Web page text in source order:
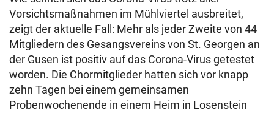
Vorsichtsmaßnahmen im Mühlviertel ausbreitet,
zeigt der aktuelle Fall: Mehr als jeder Zweite von 44
Mitgliedern des Gesangsvereins von St. Georgen an
der Gusen ist positiv auf das Corona-Virus getestet
worden. Die Chormitglieder hatten sich vor knapp
zehn Tagen bei einem gemeinsamen
Probenwochenende in einem Heim in Losenstein